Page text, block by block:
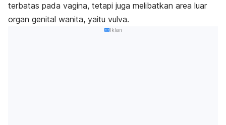
terbatas pada vagina, tetapi juga melibatkan area luar
organ genital wanita, yaitu vulva.
Iklan